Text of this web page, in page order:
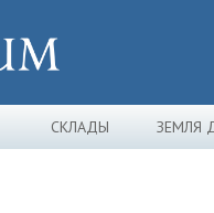
СКЛАДЫ ЗЕМЛЯ